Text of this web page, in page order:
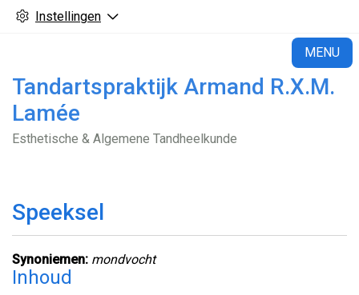
Instellingen
MENU
Tandartspraktijk Armand R.X.M.
Lamée
Esthetische & Algemene Tandheelkunde
Speeksel
Synoniemen: mondvocht
Inhoud